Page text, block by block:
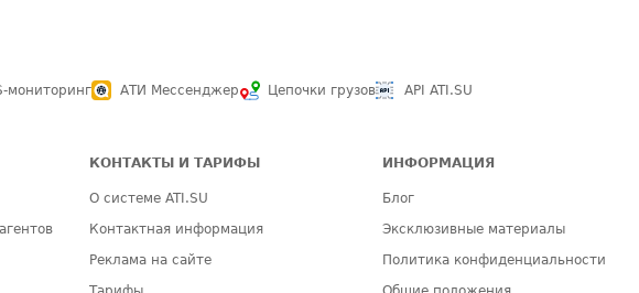
мониторинг АТИ Мессенджер Цепочки грузов API ATI.SU
КОНТАКТЫ И ТАРИФЫ
О системе ATI.SU
Контактная информация
Реклама на сайте
ИНФОРМАЦИЯ
Блог
Эксклюзивные материалы
Политика конфиденциальности